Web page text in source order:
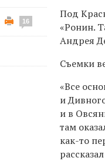
16
Под
«Ронин.
Андрея
Съемки
«Все
и
и в
там
как-то